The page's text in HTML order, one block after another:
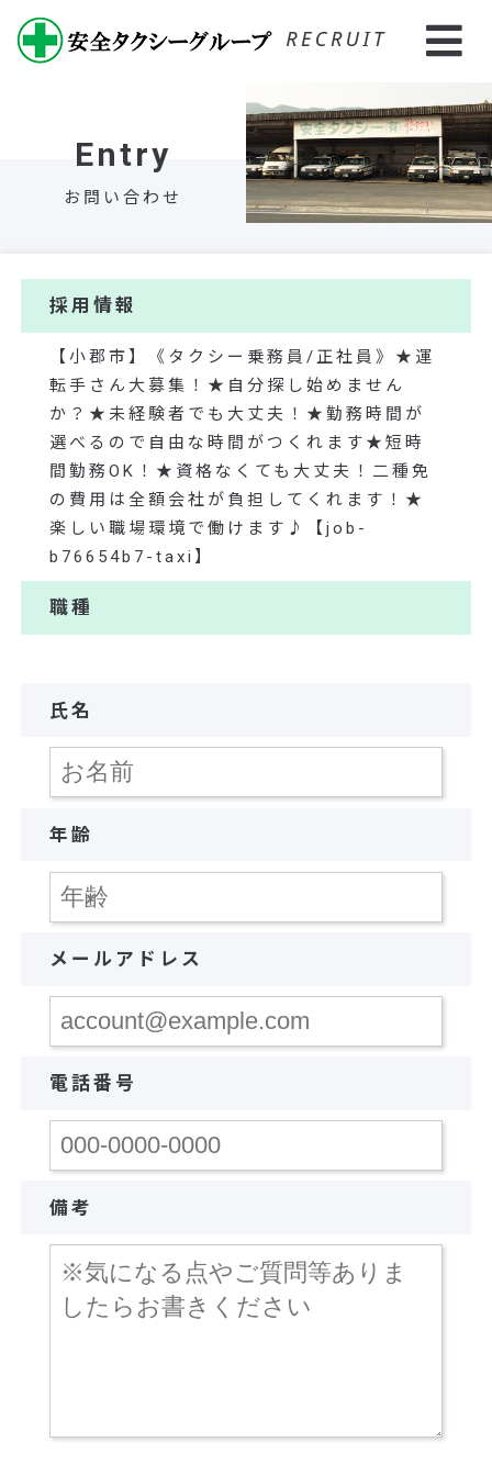
Entry
お問い合わせ
採用情報
【小郡市】《タクシー乗務員/正社員》★運
転手さん大募集！★自分探し始めません
か？★未経験者でも大丈夫！★勤務時間が
選べるので自由な時間がつくれます★短時
間勤務OK！★資格なくても大丈夫！二種免
の費用は全額会社が負担してくれます！★
楽しい職場環境で働けます♪【job-
b76654b7-taxi】
職種
氏名
年齢
メールアドレス
電話番号
備考